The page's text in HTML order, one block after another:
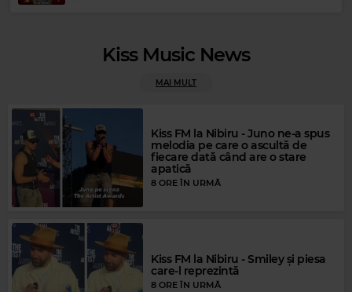
Magic FM
ELVIS PRESLEY CAN'T HELP FALLING IN LOVE
Kiss Music News
MAI MULT
Kiss FM la Nibiru - Juno ne-a spus
melodia pe care o ascultă de
fiecare dată când are o stare
apatică
8 ORE ÎN URMĂ
Kiss FM la Nibiru - Smiley și piesa
care-l reprezintă
8 ORE ÎN URMĂ